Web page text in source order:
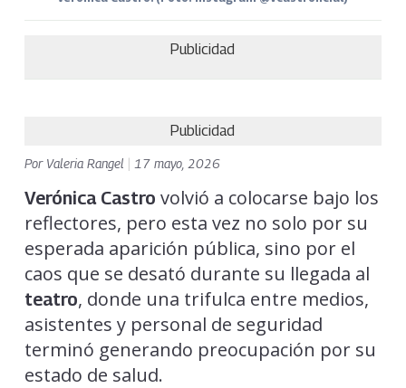
Publicidad
Publicidad
Por Valeria Rangel 17 mayo, 2026
Verónica Castro volvió a colocarse bajo los
reflectores, pero esta vez no solo por su
esperada aparición pública, sino por el
caos que se desató durante su llegada al
teatro, donde una trifulca entre medios,
asistentes y personal de seguridad
terminó generando preocupación por su
estado de salud.